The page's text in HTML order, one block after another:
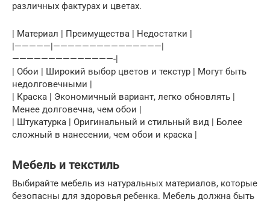
различных фактурах и цветах.
| Материал | Преимущества | Недостатки |
|—————|———————————————|
——————————————-|
| Обои | Широкий выбор цветов и текстур | Могут быть
недолговечными |
| Краска | Экономичный вариант, легко обновлять |
Менее долговечна, чем обои |
| Штукатурка | Оригинальный и стильный вид | Более
сложный в нанесении, чем обои и краска |
Мебель и текстиль
Выбирайте мебель из натуральных материалов, которые
безопасны для здоровья ребенка. Мебель должна быть